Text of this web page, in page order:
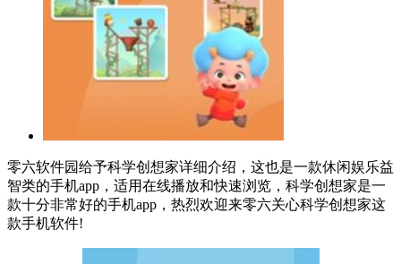
零六软件园给予科学创想家详细介绍，这也是一款休闲娱乐益
智类的手机app，适用在线播放和快速浏览，科学创想家是一
款十分非常好的手机app，热烈欢迎来零六关心科学创想家这
款手机软件!